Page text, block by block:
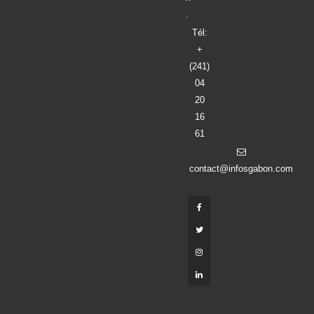
+
(241)
04
20
16
61
contact@infosgabon.com